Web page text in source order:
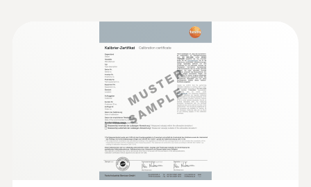
0636 9732
Sonda de temperatura y humedad
(digital) - con cable
Intuitiva: El menú de medición claramente
estructurado para mediciones a largo plazo
así como para la determinación paralela de
la humedad ambiental relativa y la
temperatura ambiente en interiores